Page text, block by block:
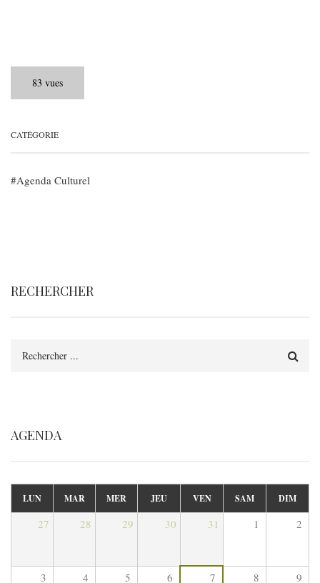
83 vues
CATÉGORIE
Agenda Culturel
RECHERCHER
AGENDA
LUN MAR MER JEU VEN SAM DIM
27 28 29 30 31 1 2
3 4 5 6 7 8 9